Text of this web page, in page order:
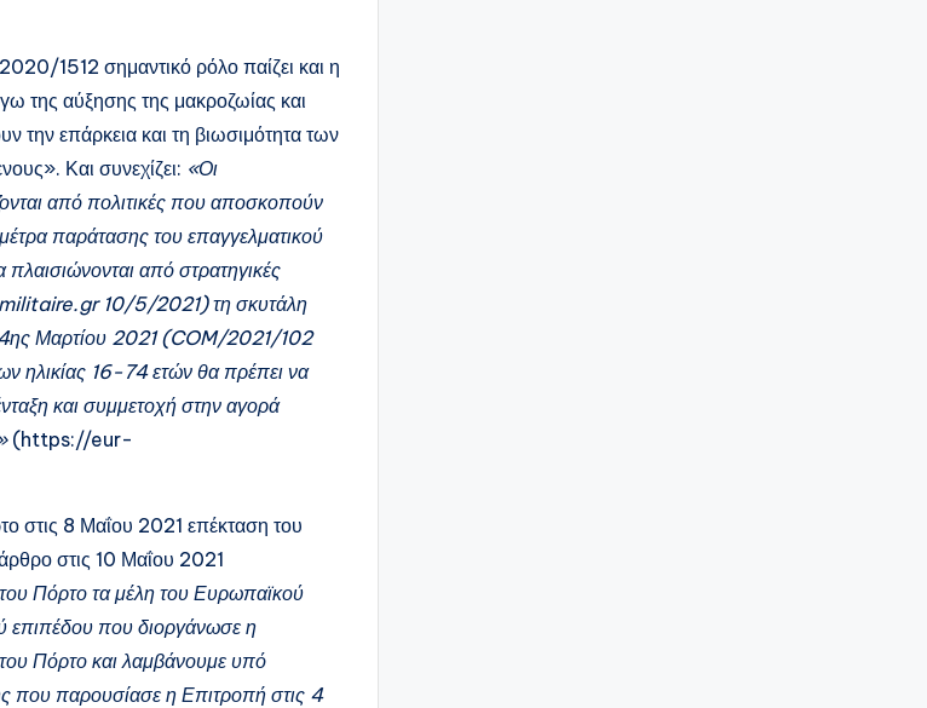
1512 σημαντικό ρόλο παίζει και η
της αύξησης της μακροζωίας και
επάρκεια και τη βιωσιμότητα των
Και συνεχίζει: «Οι
από πολιτικές που αποσκοπούν
παράτασης του επαγγελματικού
από στρατηγικές
10/5/2021) τη σκυτάλη
Μαρτίου 2021 (COM/2021/102
ηλικίας 16-74 ετών θα πρέπει να
και συμμετοχή στην αγορά
(https://eur-
στις 8 Μαΐου 2021 επέκταση του
στις 10 Μαΐου 2021
Πόρτο τα μέλη του Ευρωπαϊκού
επιπέδου που διοργάνωσε η
Πόρτο και λαμβάνουμε υπό
που παρουσίασε η Επιτροπή στις 4